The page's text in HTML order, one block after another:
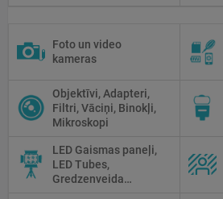
Foto un video
kameras
Objektīvi, Adapteri,
Filtri, Vāciņi, Binokļi,
Mikroskopi
LED Gaismas paneļi,
LED Tubes,
Gredzenveida